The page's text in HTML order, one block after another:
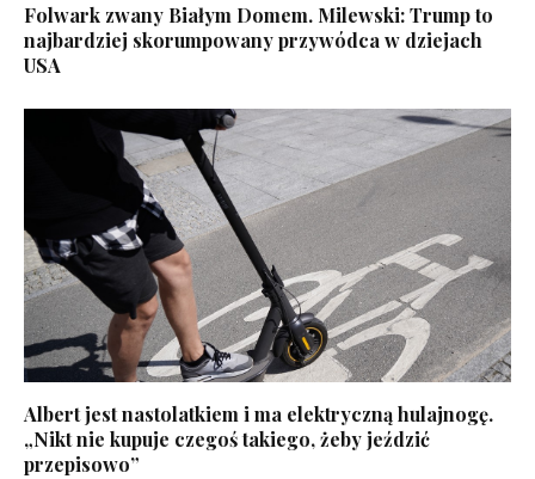
Folwark zwany Białym Domem. Milewski: Trump to
najbardziej skorumpowany przywódca w dziejach
USA
Albert jest nastolatkiem i ma elektryczną hulajnogę.
„Nikt nie kupuje czegoś takiego, żeby jeździć
przepisowo”